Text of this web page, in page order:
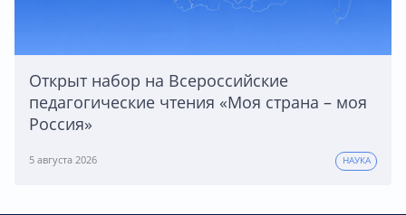
Открыт набор на Всероссийские
педагогические чтения «Моя страна – моя
Россия»
5 августа 2026 НАУКА